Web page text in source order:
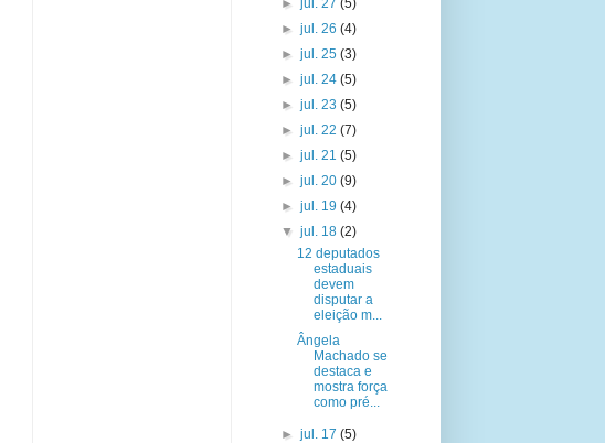
► jul. 27 (5)
► jul. 26 (4)
► jul. 25 (3)
► jul. 24 (5)
► jul. 23 (5)
► jul. 22 (7)
► jul. 21 (5)
► jul. 20 (9)
► jul. 19 (4)
▼ jul. 18 (2)
12 deputados
estaduais
devem
disputar a
eleição m...
Ângela
Machado se
destaca e
mostra força
como pré...
► jul. 17 (5)